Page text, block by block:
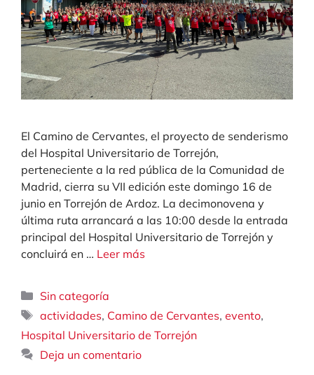
El Camino de Cervantes, el proyecto de senderismo
del Hospital Universitario de Torrejón,
perteneciente a la red pública de la Comunidad de
Madrid, cierra su VII edición este domingo 16 de
junio en Torrejón de Ardoz. La decimonovena y
última ruta arrancará a las 10:00 desde la entrada
principal del Hospital Universitario de Torrejón y
concluirá en … Leer más
Categorías
Sin categoría
Etiquetas
actividades, Camino de Cervantes,evento,
Hospital Universitario de Torrejón
Deja un comentario